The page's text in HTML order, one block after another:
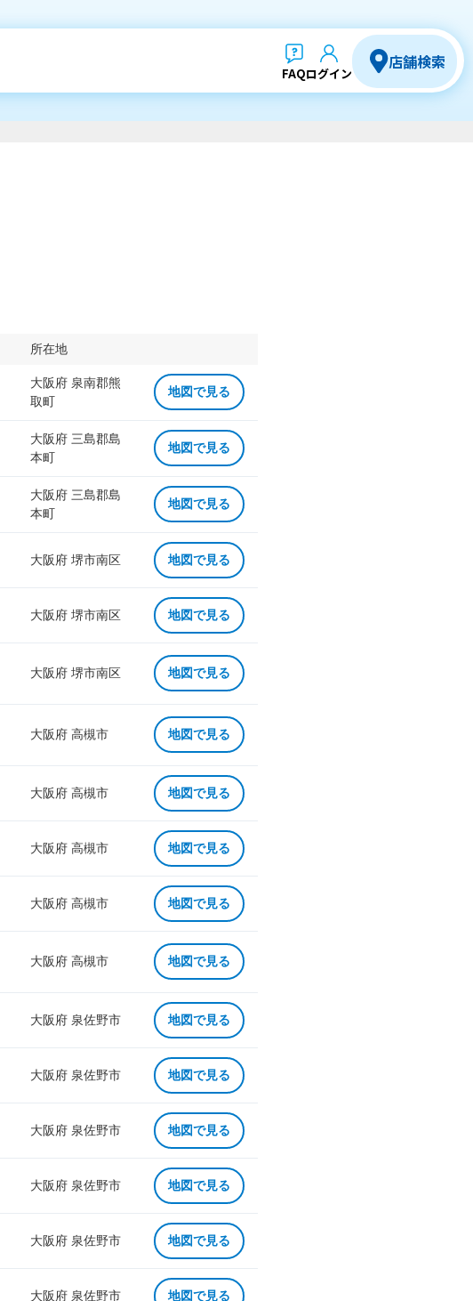
FAQログイン
店舗検索
所在地
大阪府 泉南郡熊
取町
地図で見る
大阪府 三島郡島
本町
地図で見る
大阪府 三島郡島
本町
地図で見る
大阪府 堺市南区 地図で見る
大阪府 堺市南区 地図で見る
大阪府 堺市南区 地図で見る
大阪府 高槻市 地図で見る
大阪府 高槻市 地図で見る
大阪府 高槻市 地図で見る
大阪府 高槻市 地図で見る
大阪府 高槻市 地図で見る
大阪府 泉佐野市 地図で見る
大阪府 泉佐野市 地図で見る
大阪府 泉佐野市 地図で見る
大阪府 泉佐野市 地図で見る
大阪府 泉佐野市 地図で見る
大阪府 泉佐野市 地図で見る